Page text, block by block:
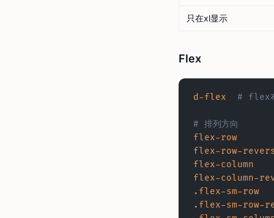
只在xl显示
Flex
d-flex
# flex
# 排列方向
flex-row
flex-row-
flex-column
flex-column-
.flex-sm-row
.flex-sm-row-